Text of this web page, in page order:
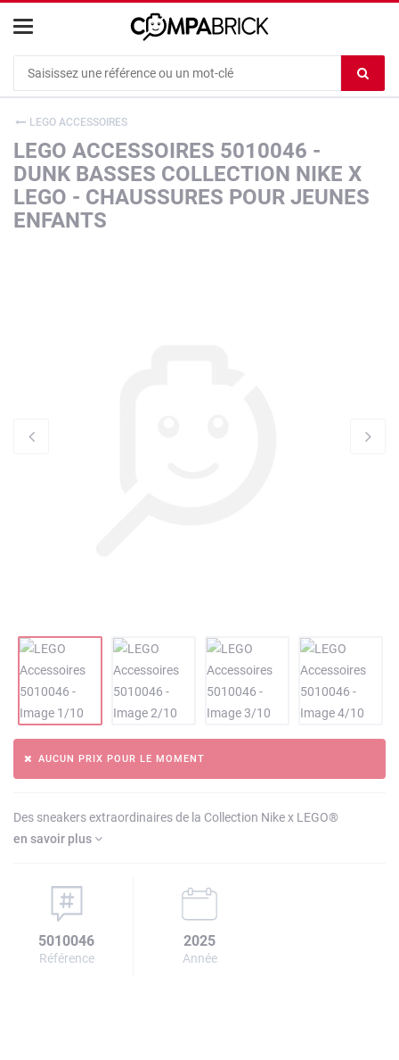
le
LEGO ACCESSOIRES
LEGO ACCESSOIRES 5010046 -
DUNK BASSES COLLECTION NIKE X
LEGO - CHAUSSURES POUR JEUNES
ENFANTS
AUCUN PRIX POUR LE MOMENT
Des sneakers extraordinaires de la Collection Nike x LEGO®
en savoir plus
5010046
Référence
2025
Année
Cookies management panel